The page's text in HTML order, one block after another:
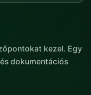
kezel. Egy
dokumentációs